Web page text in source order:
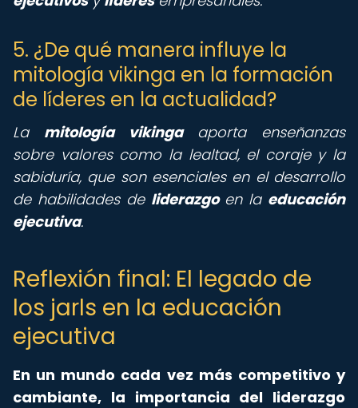
5. ¿De qué manera influye la
mitología vikinga en la formación
de líderes en la actualidad?
La mitología vikingaaporta enseñanzas
sobre valores como la lealtad, el coraje y la
sabiduría, que son esenciales en el desarrollo
de habilidades de liderazgoen la educación
ejecutiva.
Reflexión final: El legado de
los jarls en la educación
ejecutiva
En un mundo cada vez más competitivo y
cambiante, la importancia del liderazgo